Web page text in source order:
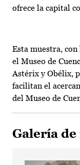
ofrece la capital
Esta muestra,
el Museo de
Astérix y Obélix,
facilitan el
del Museo de
Galería de